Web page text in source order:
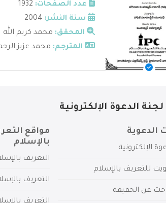
عدد الصفحات:
سنة النشر:
المحقق: محمد كريم الله
المترجم: محمد عزيز
الدعوة الإلكترونية
الدعوية
الإلكترونية
للتعريف بالإسلام
عن الحقيقة
مواقع
بالإسلام
التعريف
التعريف